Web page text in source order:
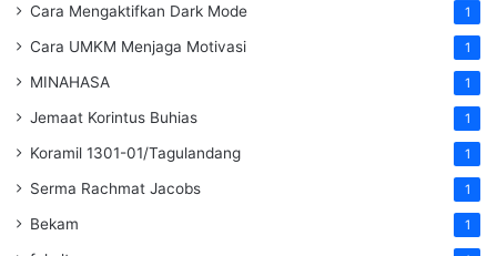
Cara Mengaktifkan Dark Mode 1
Cara UMKM Menjaga Motivasi 1
MINAHASA 1
Jemaat Korintus Buhias 1
Koramil 1301-01/Tagulandang 1
Serma Rachmat Jacobs 1
Bekam 1